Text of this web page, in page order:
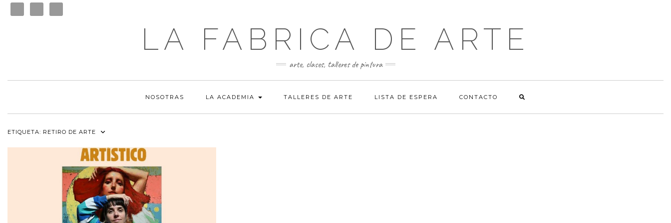
LA FABRICA DE ARTE
arte, clases, talleres de pintura
NOSOTRAS LA ACADEMIA TALLERES DE ARTE LISTA DE ESPERA CONTACTO
ETIQUETA: RETIRO DE ARTE